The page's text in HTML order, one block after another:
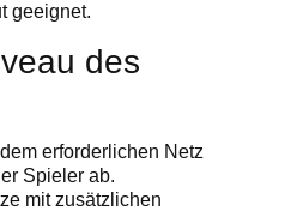
geeignet.
des
erforderlichen Netz
Spieler ab.
mit zusätzlichen